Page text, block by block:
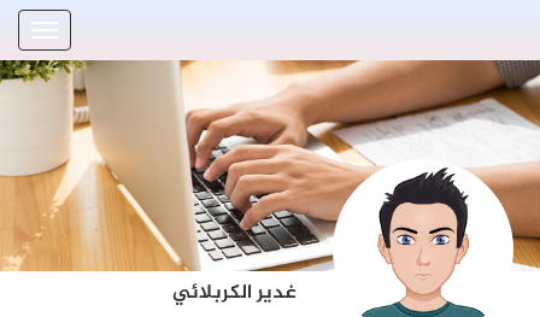
غدير الكربلائي